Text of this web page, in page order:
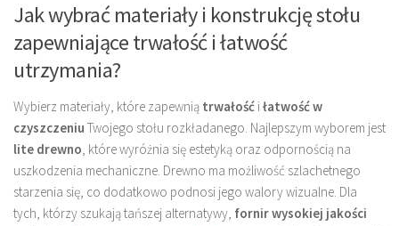
Jak wybrać materiały i konstrukcję stołu
zapewniające trwałość i łatwość
utrzymania?
Wybierz materiały, które zapewnią trwałość iłatwość w
czyszczeniu Twojego stołu rozkładanego. Najlepszym wyborem jest
lite drewno, które wyróżnia się estetyką oraz odpornością na
uszkodzenia mechaniczne. Drewno ma możliwość szlachetnego
starzenia się, co dodatkowo podnosi jego walory wizualne. Dla
tych, którzy szukają tańszej alternatywy, fornir wysokiej jakości